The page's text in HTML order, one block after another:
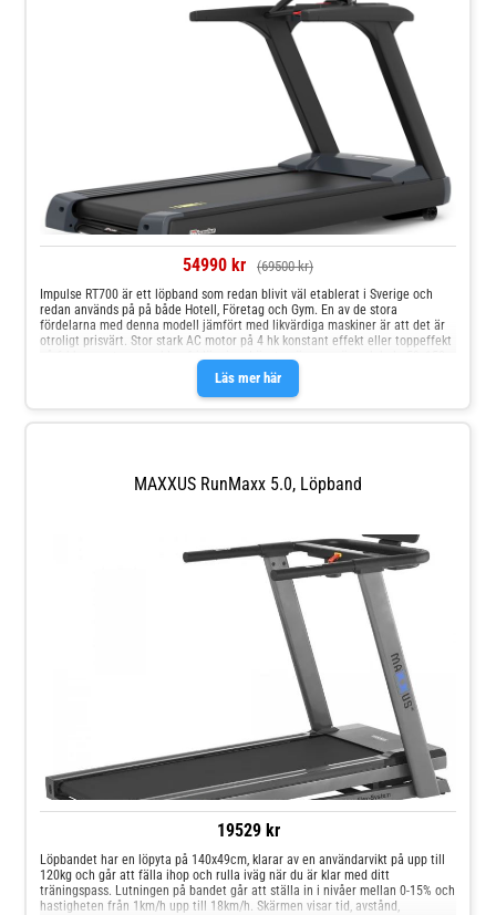
54990 kr (69500 kr)
Läs mer här
Impulse RT700 är ett löpband som redan blivit väl etablerat i Sverige och
redan används på på både Hotell, Företag och Gym. En av de stora
fördelarna med denna modell jämfört med likvärdiga maskiner är att det är
otroligt prisvärt. Stor stark AC motor på 4 hk konstant effekt eller toppeffekt
cm. Löpmattan är vaxad vilket innebär många underhållsfria timmar utan att
man behöver tänka på smörjning. Max användarvikt är 180 kg vilket innebär
att denna modell kan placeras i väldigt många olika miljöer utan att bli
MAXXUS RunMaxx 5.0, Löpband
19529 kr
Löpbandet har en löpyta på 140x49cm, klarar av en användarvikt på upp till
120kg och går att fälla ihop och rulla iväg när du är klar med ditt
träningspass. Lutningen på bandet går att ställa in i nivåer mellan 0-15% och
hastigheten från 1km/h upp till 18km/h. Skärmen visar tid, avstånd,